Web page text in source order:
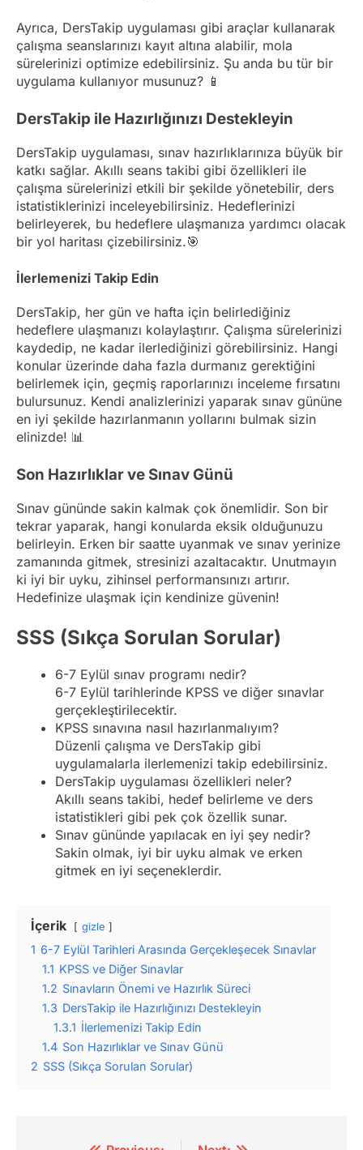
Ayrıca, DersTakip uygulaması gibi araçlar kullanarak
çalışma seanslarınızı kayıt altına alabilir, mola
sürelerinizi optimize edebilirsiniz. Şu anda bu tür bir
uygulama kullanıyor musunuz? 📱
DersTakip ile Hazırlığınızı Destekleyin
DersTakip uygulaması, sınav hazırlıklarınıza büyük bir
katkı sağlar. Akıllı seans takibi gibi özellikleri ile
çalışma sürelerinizi etkili bir şekilde yönetebilir, ders
istatistiklerinizi inceleyebilirsiniz. Hedeflerinizi
belirleyerek, bu hedeflere ulaşmanıza yardımcı olacak
bir yol haritası çizebilirsiniz.🎯
İlerlemenizi Takip Edin
DersTakip, her gün ve hafta için belirlediğiniz
hedeflere ulaşmanızı kolaylaştırır. Çalışma sürelerinizi
kaydedip, ne kadar ilerlediğinizi görebilirsiniz. Hangi
konular üzerinde daha fazla durmanız gerektiğini
belirlemek için, geçmiş raporlarınızı inceleme fırsatını
bulursunuz. Kendi analizlerinizi yaparak sınav gününe
en iyi şekilde hazırlanmanın yollarını bulmak sizin
elinizde! 📊
Son Hazırlıklar ve Sınav Günü
Sınav gününde sakin kalmak çok önemlidir. Son bir
tekrar yaparak, hangi konularda eksik olduğunuzu
belirleyin. Erken bir saatte uyanmak ve sınav yerinize
zamanında gitmek, stresinizi azaltacaktır. Unutmayın
ki iyi bir uyku, zihinsel performansınızı artırır.
Hedefinize ulaşmak için kendinize güvenin!
SSS (Sıkça Sorulan Sorular)
6-7 Eylül sınav programı nedir?
6-7 Eylül tarihlerinde KPSS ve diğer sınavlar
gerçekleştirilecektir.
KPSS sınavına nasıl hazırlanmalıyım?
Düzenli çalışma ve DersTakip gibi
uygulamalarla ilerlemenizi takip edebilirsiniz.
DersTakip uygulaması özellikleri neler?
Akıllı seans takibi, hedef belirleme ve ders
istatistikleri gibi pek çok özellik sunar.
Sınav gününde yapılacak en iyi şey nedir?
Sakin olmak, iyi bir uyku almak ve erken
gitmek en iyi seçeneklerdir.
İçerik gizle
1 6-7 Eylül Tarihleri Arasında Gerçekleşecek Sınavlar
1.1 KPSS ve Diğer Sınavlar
1.2 Sınavların Önemi ve Hazırlık Süreci
1.3 DersTakip ile Hazırlığınızı Destekleyin
1.3.1 İlerlemenizi Takip Edin
1.4 Son Hazırlıklar ve Sınav Günü
2 SSS (Sıkça Sorulan Sorular)